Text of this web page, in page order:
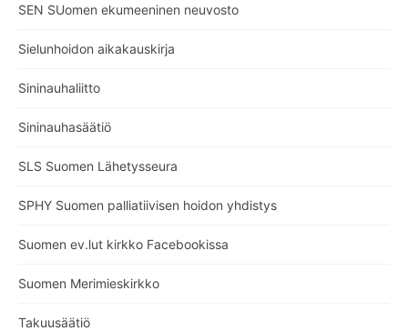
SEN SUomen ekumeeninen neuvosto
Sielunhoidon aikakauskirja
Sininauhaliitto
Sininauhasäätiö
SLS Suomen Lähetysseura
SPHY Suomen palliatiivisen hoidon yhdistys
Suomen ev.lut kirkko Facebookissa
Suomen Merimieskirkko
Takuusäätiö